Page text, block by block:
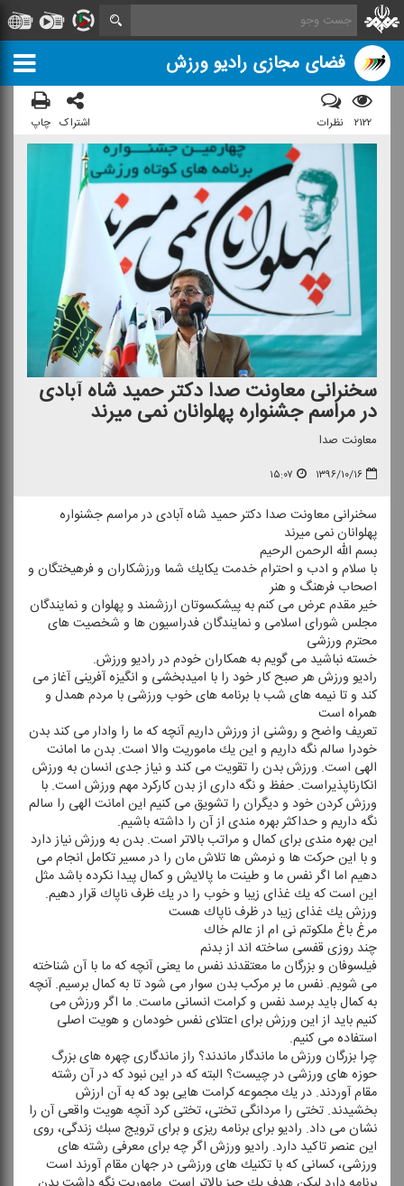
فضای مجازی رادیو ورزش
۲۱۲۲ نظرات اشتراک چاپ
سخنرانی معاونت صدا دكتر حمید شاه آبادی
در مراسم جشنواره پهلوانان نمی میرند
معاونت صدا
۱۳۹۶/۱۰/۱۶ ۱۵:۰۷
سخنرانی معاونت صدا دكتر حمید شاه آبادی در مراسم جشنواره
پهلوانان نمی میرند
بسم الله الرحمن الرحیم
با سلام و ادب و احترام خدمت یكایك شما ورزشكاران و فرهیختگان و
اصحاب فرهنگ و هنر
خیر مقدم عرض می كنم به پیشكسوتان ارزشمند و پهلوان و نمایندگان
مجلس شورای اسلامی و نمایندگان فدراسیون ها و شخصیت های
محترم ورزشی
خسته نباشید می گویم به همكاران خودم در رادیو ورزش.
رادیو ورزش هر صبح كار خود را با امیدبخشی و انگیزه آفرینی آغاز می
كند و تا نیمه های شب با برنامه های خوب ورزشی با مردم همدل و
همراه است
تعریف واضح و روشنی از ورزش داریم آنچه كه ما را وادار می كند بدن
خودرا سالم نگه داریم و این یك ماموریت والا است. بدن ما امانت
الهی است. ورزش بدن را تقویت می كند و نیاز جدی انسان به ورزش
انكارناپذیراست. حفظ و نگه داری از بدن كاركرد مهم ورزش است. با
ورزش كردن خود و دیگران را تشویق می كنیم این امانت الهی را سالم
نگه داریم و حداكثر بهره مندی از آن را داشته باشیم.
این بهره مندی برای كمال و مراتب بالاتر است. بدن به ورزش نیاز دارد
و با این حركت ها و نرمش ها تلاش مان را در مسیر تكامل انجام می
دهیم اما اگر نفس ما و طینت ما پالایش و كمال پیدا نكرده باشد مثل
این است كه یك غذای زیبا و خوب را در یك ظرف ناپاك قرار دهیم.
ورزش یك غذای زیبا در ظرف ناپاك هست
مرغ باغ ملكوتم نی ام از عالم خاك
چند روزی قفسی ساخته اند از بدنم
فیلسوفان و بزرگان ما معتقدند نفس ما یعنی آنچه كه ما با آن شناخته
می شویم. نفس ما بر مركب بدن سوار می شود تا به كمال برسیم. آنچه
به كمال باید برسد نفس و كرامت انسانی ماست. ما اگر ورزش می
كنیم باید از این ورزش برای اعتلای نفس خودمان و هویت اصلی
استفاده می كنیم.
چرا بزرگان ورزش ما ماندگار ماندند؟ راز ماندگاری چهره های بزرگ
حوزه های ورزشی در چیست؟ البته كه در این نبود كه در آن رشته
مقام آوردند. در یك مجموعه كرامت هایی بود كه به آن ارزش
بخشیدند. تختی را مردانگی تختی، تختی كرد آنچه هویت واقعی آن را
نشان می داد. رادیو برای برنامه ریزی و برای ترویج سبك زندگی، روی
این عنصر تاكید دارد. رادیو ورزش اگر چه برای معرفی رشته های
ورزشی، كسانی كه با تكنیك های ورزشی در جهان مقام آورند است